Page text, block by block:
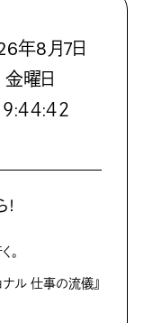
年8月7日
金曜日
９:４４:４４
。
ル 仕事の流儀』